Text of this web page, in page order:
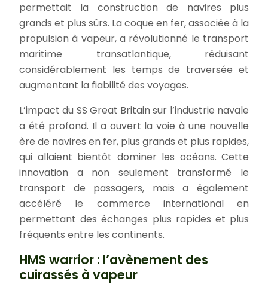
permettait la construction de navires plus
grands et plus sûrs. La coque en fer, associée à la
propulsion à vapeur, a révolutionné le transport
maritime transatlantique, réduisant
considérablement les temps de traversée et
augmentant la fiabilité des voyages.
L’impact du SS Great Britain sur l’industrie navale
a été profond. Il a ouvert la voie à une nouvelle
ère de navires en fer, plus grands et plus rapides,
qui allaient bientôt dominer les océans. Cette
innovation a non seulement transformé le
transport de passagers, mais a également
accéléré le commerce international en
permettant des échanges plus rapides et plus
fréquents entre les continents.
HMS warrior : l’avènement des
cuirassés à vapeur